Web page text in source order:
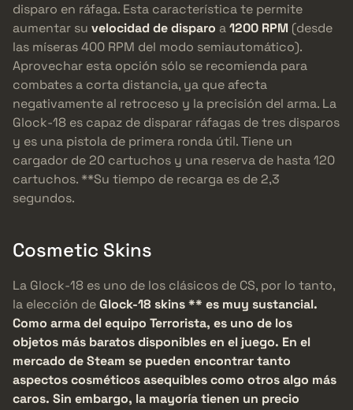
disparo en ráfaga. Esta característica te permite
aumentar su velocidad de disparo a1200 RPM (desde
las míseras 400 RPM del modo semiautomático).
Aprovechar esta opción sólo se recomienda para
combates a corta distancia, ya que afecta
negativamente al retroceso y la precisión del arma. La
Glock-18 es capaz de disparar ráfagas de tres disparos
y es una pistola de primera ronda útil. Tiene un
cargador de 20 cartuchos y una reserva de hasta 120
cartuchos. **Su tiempo de recarga es de 2,3
segundos.
Cosmetic Skins
La Glock-18 es uno de los clásicos de CS, por lo tanto,
la elección deGlock-18 skins ** es muy sustancial.
Como arma del equipo Terrorista, es uno de los
objetos más baratos disponibles en el juego. En el
mercado de Steam se pueden encontrar tanto
aspectos cosméticos asequibles como otros algo más
caros. Sin embargo, la mayoría tienen un precio